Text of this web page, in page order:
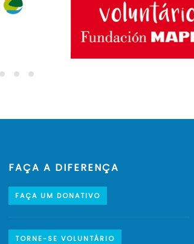
FAÇA A DIFERENÇA
FAÇA UM DONATIVO
TORNE-SE VOLUNTÁRIO